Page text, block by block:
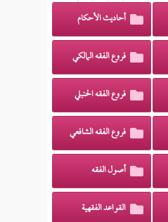
أحاديث الأحكام
فروع الفقه المالكي
فروع الفقه الحنبلي
فروع الفقه الشافعي
أصول الفقه
القواعد الفقهية